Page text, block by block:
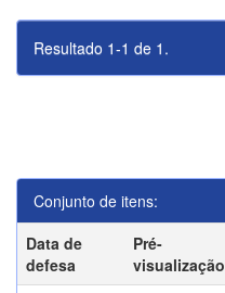
Resultado 1-1 de 1.
Conjunto de itens:
Data de
defesa
Pré-
visualização